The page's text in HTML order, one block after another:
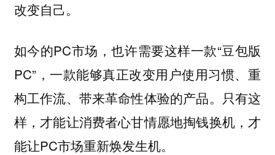
改变自己。
如今的PC市场，也许需要这样一款“豆包版
PC”，一款能够真正改变用户使用习惯、重
构工作流、带来革命性体验的产品。只有这
样，才能让消费者心甘情愿地掏钱换机，才
能让PC市场重新焕发生机。